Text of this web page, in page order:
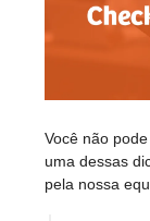
Você não pode
uma dessas
pela nossa